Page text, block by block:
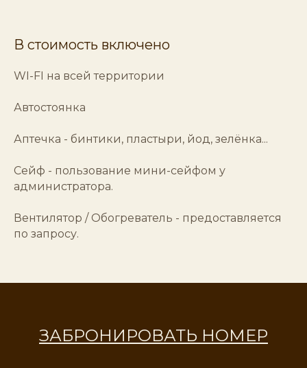
В стоимость включено
WI-FI на всей территории
Автостоянка
Аптечка - бинтики, пластыри, йод, зелёнка...
Сейф - пользование мини-сейфом у
администратора.
Вентилятор / Обогреватель - предоставляется
по запросу.
ЗАБРОНИРОВАТЬ НОМЕР